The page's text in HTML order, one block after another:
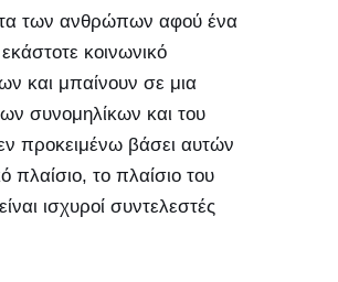
των ανθρώπων αφού ένα
κοινωνικό
και μπαίνουν σε μια
συνομηλίκων και του
προκειμένω βάσει αυτών
πλαίσιο, το πλαίσιο του
ισχυροί συντελεστές